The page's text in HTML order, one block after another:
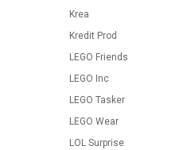
Krea
Kredit Prod
LEGO Friends
LEGO Inc
LEGO Tasker
LEGO Wear
LOL Surprise